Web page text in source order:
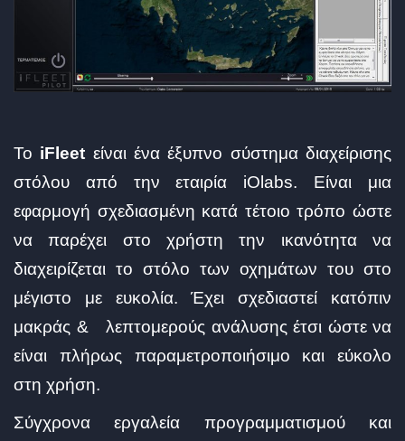
Το iFleet είναι ένα έξυπνο σύστημα διαχείρισης
στόλου από την εταιρία iOlabs. Είναι μια
εφαρμογή σχεδιασμένη κατά τέτοιο τρόπο ώστε
να παρέχει στο χρήστη την ικανότητα να
διαχειρίζεται το στόλο των οχημάτων του στο
μέγιστο με ευκολία. Έχει σχεδιαστεί κατόπιν
μακράς & λεπτομερούς ανάλυσης έτσι ώστε να
είναι πλήρως παραμετροποιήσιμο και εύκολο
στη χρήση.
Σύγχρονα εργαλεία προγραμματισμού και